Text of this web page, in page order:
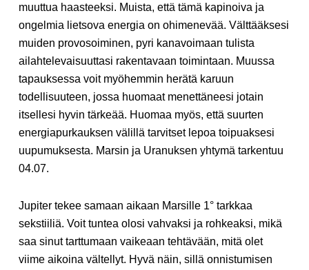
muuttua haasteeksi. Muista, että tämä kapinoiva ja
ongelmia lietsova energia on ohimenevää. Välttääksesi
muiden provosoiminen, pyri kanavoimaan tulista
ailahtelevaisuuttasi rakentavaan toimintaan. Muussa
tapauksessa voit myöhemmin herätä karuun
todellisuuteen, jossa huomaat menettäneesi jotain
itsellesi hyvin tärkeää. Huomaa myös, että suurten
energiapurkauksen välillä tarvitset lepoa toipuaksesi
uupumuksesta. Marsin ja Uranuksen yhtymä tarkentuu
04.07.
Jupiter tekee samaan aikaan Marsille 1° tarkkaa
sekstiiliä. Voit tuntea olosi vahvaksi ja rohkeaksi, mikä
saa sinut tarttumaan vaikeaan tehtävään, mitä olet
viime aikoina vältellyt. Hyvä näin, sillä onnistumisen